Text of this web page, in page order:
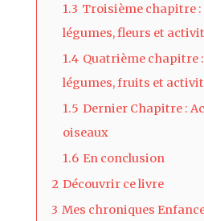
1.3 Troisième chapitre :
légumes, fleurs et
1.4 Quatrième chapitre :
légumes, fruits et
1.5 Dernier Chapitre :
oiseaux
1.6 En conclusion
2 Découvrir ce livre
3 Mes chroniques